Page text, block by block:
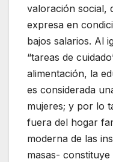
valoración social,
expresa en
bajos salarios. Al
“tareas de
alimentación, la
es considerada
mujeres; y por lo
fuera del hogar
moderna de las
masas-